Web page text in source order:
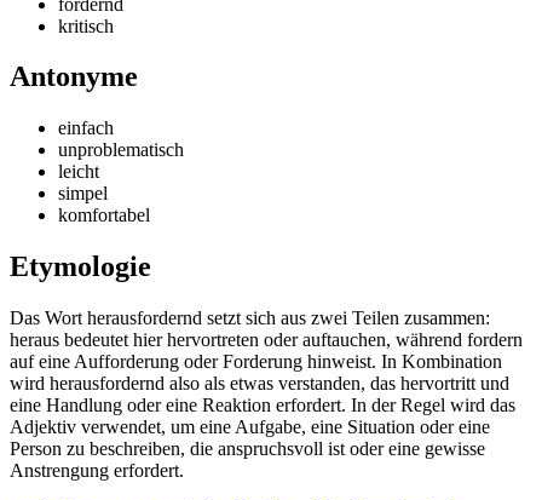
kritisch
Antonyme
einfach
unproblematisch
leicht
simpel
komfortabel
Etymologie
Das Wort herausfordernd setzt sich aus zwei Teilen zusammen:
heraus bedeutet hier hervortreten oder auftauchen, während fordern
auf eine Aufforderung oder Forderung hinweist. In Kombination
wird herausfordernd also als etwas verstanden, das hervortritt und
eine Handlung oder eine Reaktion erfordert. In der Regel wird das
Adjektiv verwendet, um eine Aufgabe, eine Situation oder eine
Person zu beschreiben, die anspruchsvoll ist oder eine gewisse
Anstrengung erfordert.